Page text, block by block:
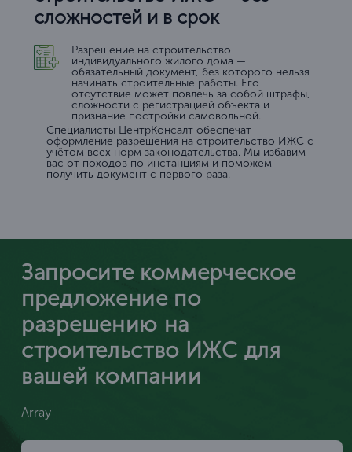
сложностей и в срок
Разрешение на строительство
индивидуального жилого дома —
обязательный документ, без которого нельзя
начинать строительные работы. Его
отсутствие может повлечь за собой штрафы,
сложности с регистрацией объекта и
признание постройки самовольной.
Специалисты ЦентрКонсалт обеспечат
оформление разрешения на строительство ИЖС с
учётом всех норм законодательства. Мы избавим
вас от походов по инстанциям и поможем
получить документ с первого раза.
Запросите коммерческое
предложение по
разрешению на
строительство ИЖС для
вашей компании
Array